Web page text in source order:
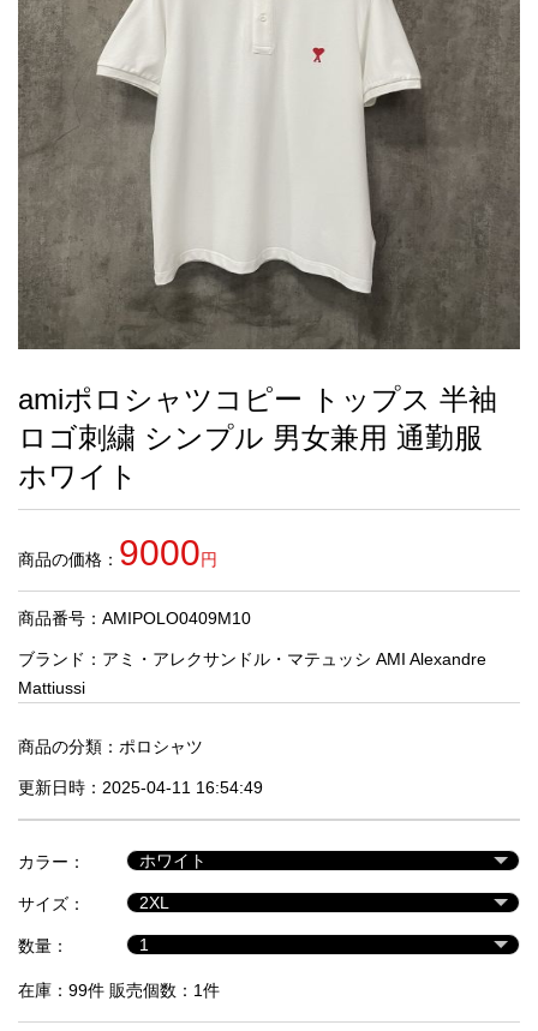
ー
管
理
ら
せ
2026人気特集
バッグ
財布
時計
ズボン
衣装セット
住まい用品
アクセサリー
ベルト
スカーフ
アイフォーンケ
ース
小物
最
新
製
す
め
商
人
気
商
品
セ
ー
商
amiポロシャツコピー トップス 半袖
ロゴ刺繍 シンプル 男女兼用 通勤服
ホワイト
商品の価格： 9000円
商品番号：AMIPOLO0409M10
ブランド： アミ・アレクサンドル・マテュッシ AMI Alexandre
Mattiussi
商品の分類： ポロシャツ
更新日時：2025-04-11 16:54:49
カラー：
サイズ：
数量：
在庫：99件 販売個数：1件